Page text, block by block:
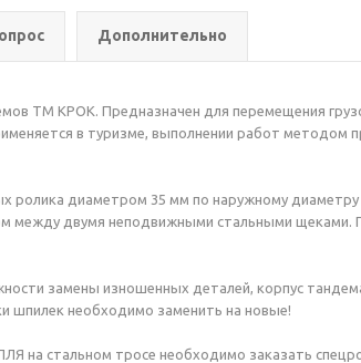
Дополнительно
ТМ КРОК. Предназначен для перемещения
в туризме, выполнении работ методом
ролика диаметром 35 мм по наружному
между двумя неподвижными стальными щеками.
замены изношенных деталей, корпус
шпилек необходимо заменить на новые!
на стальном тросе необходимо заказать